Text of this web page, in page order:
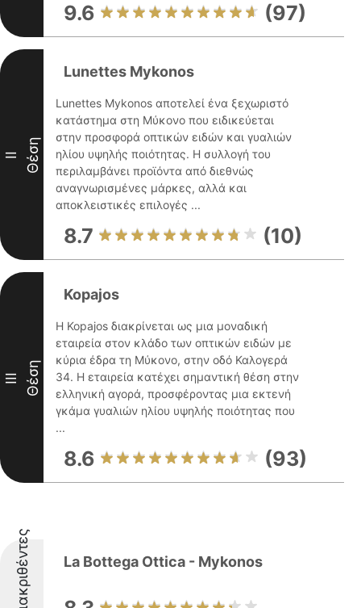
9.6 (97)
II Θέση
Lunettes Mykonos
Lunettes Mykonos αποτελεί ένα ξεχωριστό
κατάστημα στη Μύκονο που ειδικεύεται
στην προσφορά οπτικών ειδών και γυαλιών
ηλίου υψηλής ποιότητας. Η συλλογή του
περιλαμβάνει προϊόντα από διεθνώς
αναγνωρισμένες μάρκες, αλλά και
αποκλειστικές επιλογές ...
8.7 (10)
III Θέση
Kopajos
Η Kopajos διακρίνεται ως μια μοναδική
εταιρεία στον κλάδο των οπτικών ειδών με
κύρια έδρα τη Μύκονο, στην οδό Καλογερά
34. Η εταιρεία κατέχει σημαντική θέση στην
ελληνική αγορά, προσφέροντας μια εκτενή
γκάμα γυαλιών ηλίου υψηλής ποιότητας που
...
8.6 (93)
Διακριθέντες La Bottega Ottica - Mykonos